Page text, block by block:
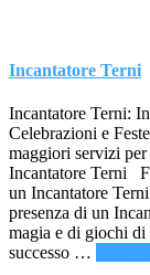
Incantatore Terni
Incantatore Terni:
Celebrazioni e
maggiori servizi
Incantatore Terni
un Incantatore
presenza di un
magia e di giochi di
successo …